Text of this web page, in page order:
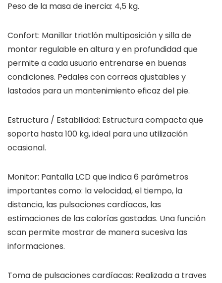
Peso de la masa de inercia: 4,5 kg.
Confort: Manillar triatlón multiposición y silla de
montar regulable en altura y en profundidad que
permite a cada usuario entrenarse en buenas
condiciones. Pedales con correas ajustables y
lastados para un mantenimiento eficaz del pie.
Estructura / Estabilidad: Estructura compacta que
soporta hasta 100 kg, ideal para una utilización
ocasional.
Monitor: Pantalla LCD que indica 6 parámetros
importantes como: la velocidad, el tiempo, la
distancia, las pulsaciones cardíacas, las
estimaciones de las calorías gastadas. Una función
scan permite mostrar de manera sucesiva las
informaciones.
Toma de pulsaciones cardíacas: Realizada a traves